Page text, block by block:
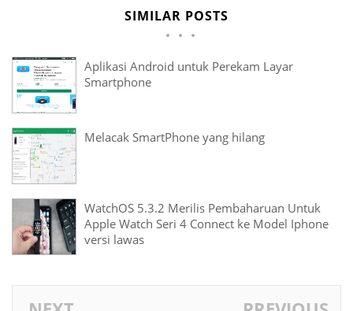
SIMILAR POSTS
Aplikasi Android untuk Perekam Layar
Smartphone
Melacak SmartPhone yang hilang
WatchOS 5.3.2 Merilis Pembaharuan Untuk
Apple Watch Seri 4 Connect ke Model Iphone
versi lawas